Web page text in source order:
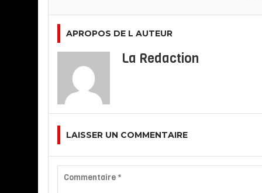
APROPOS DE L AUTEUR
La Redaction
LAISSER UN COMMENTAIRE